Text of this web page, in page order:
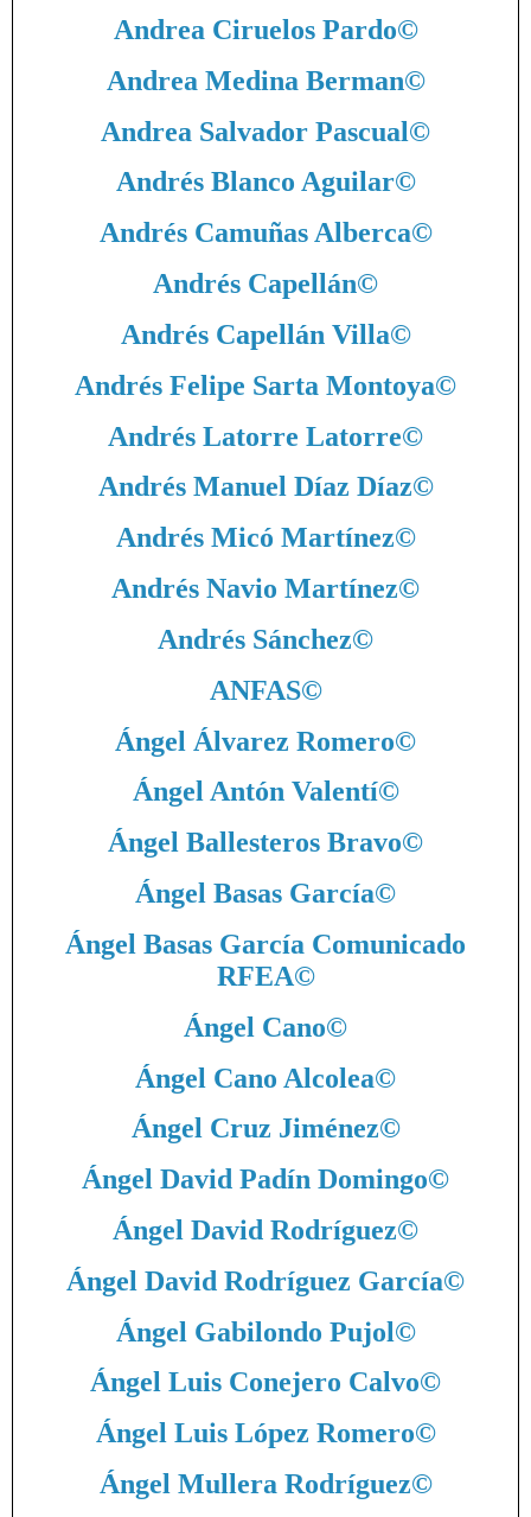
Andrea Ciruelos Pardo©
Andrea Medina Berman©
Andrea Salvador Pascual©
Andrés Blanco Aguilar©
Andrés Camuñas Alberca©
Andrés Capellán©
Andrés Capellán Villa©
Andrés Felipe Sarta Montoya©
Andrés Latorre Latorre©
Andrés Manuel Díaz Díaz©
Andrés Micó Martínez©
Andrés Navio Martínez©
Andrés Sánchez©
ANFAS©
Ángel Álvarez Romero©
Ángel Antón Valentí©
Ángel Ballesteros Bravo©
Ángel Basas García©
Ángel Basas García Comunicado
RFEA©
Ángel Cano©
Ángel Cano Alcolea©
Ángel Cruz Jiménez©
Ángel David Padín Domingo©
Ángel David Rodríguez©
Ángel David Rodríguez García©
Ángel Gabilondo Pujol©
Ángel Luis Conejero Calvo©
Ángel Luis López Romero©
Ángel Mullera Rodríguez©